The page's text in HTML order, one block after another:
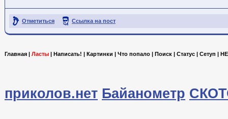
Отметиться Ссылка на пост
Главная Ласты Написать! Картинки Что попало Поиск Статус Сетуп
приколов.нет Байанометр